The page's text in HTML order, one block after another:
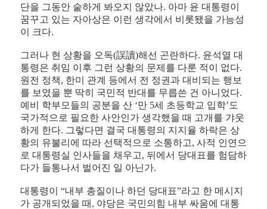
단을 그동안 숱하게 봐오지 않았나. 아마 윤 대통령이
꿈꾸고 있는 자아상은 이런 생각에서 비롯됐을 가능성
이 크다.
그러나 현 상황을 오독(誤讀)해선 곤란하다. 윤석열 대
통령은 취임 이후 그런 상황의 문제를 다룬 적이 없다.
원전 정책, 한미 관계 등에서 전 정권과 대비되는 행보
를 보였을 뿐 딱히 국민적 반대를 무릅쓴 건 아니었다.
예비 학부모들의 공분을 산 ‘만 5세 초등학교 입학’도
국가적으로 필요한 사안인가 생각했을 때 고개를 갸웃
하게 한다. 그렇다면 결국 대통령의 지지율 하락은 상
황의 유불리에 따라 선택적으로 소통하고, 사적 인연으
로 대통령실 인사들을 채우고, 뒤에서 당대표를 험담하
다가 들통나서 벌어진 일 아닌가.
대통령이 “내부 총질이나 하던 당대표”라고 한 메시지
가 공개되었을 때, 야당은 국민의힘 내부 싸움에 대통